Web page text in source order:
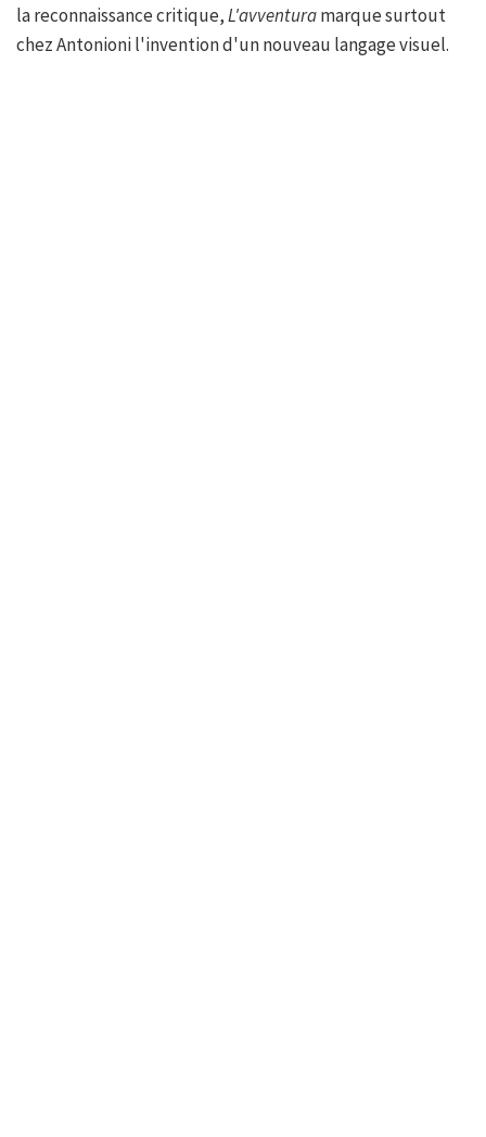
la reconnaissance critique,L'avventuramarque surtout
chez Antonioni l'invention d'un nouveau langage visuel.